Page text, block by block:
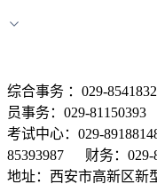
综合事务 ：029-
员事务：029-
考试中心：029-
85393987 财务：
地址：西安市高新区新